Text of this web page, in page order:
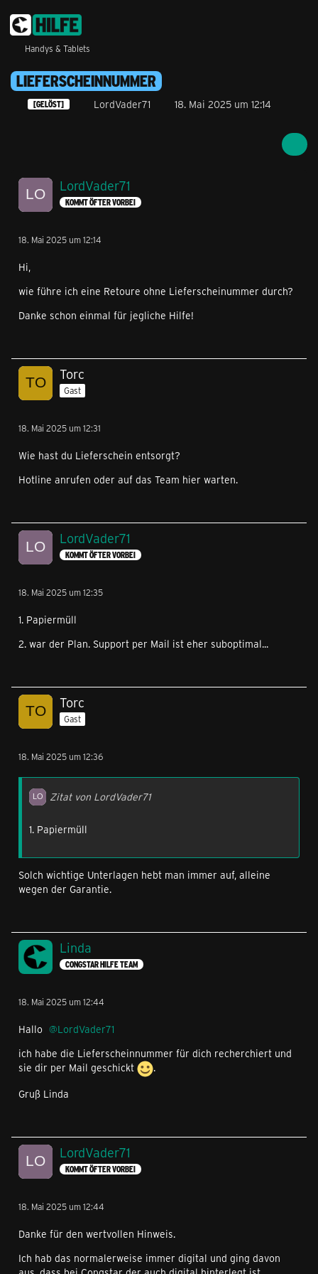
Handys & Tablets
LIEFERSCHEINNUMMER
[GELÖST] LordVader71 18. Mai 2025 um 12:14
LordVader71
KOMMT ÖFTER VORBEI
18. Mai 2025 um 12:14
Hi,
wie führe ich eine Retoure ohne Lieferscheinummer durch?
Danke schon einmal für jegliche Hilfe!
Torc
Gast
18. Mai 2025 um 12:31
Wie hast du Lieferschein entsorgt?
Hotline anrufen oder auf das Team hier warten.
LordVader71
KOMMT ÖFTER VORBEI
18. Mai 2025 um 12:35
1. Papiermüll
2. war der Plan. Support per Mail ist eher suboptimal...
Torc
Gast
18. Mai 2025 um 12:36
Zitat von LordVader71
1. Papiermüll
Solch wichtige Unterlagen hebt man immer auf, alleine
wegen der Garantie.
Linda
CONGSTAR HILFE TEAM
18. Mai 2025 um 12:44
Hallo
LordVader71
ich habe die Lieferscheinnummer für dich recherchiert und
sie dir per Mail geschickt
.
Gruß Linda
LordVader71
KOMMT ÖFTER VORBEI
18. Mai 2025 um 12:44
Danke für den wertvollen Hinweis.
Ich hab das normalerweise immer digital und ging davon